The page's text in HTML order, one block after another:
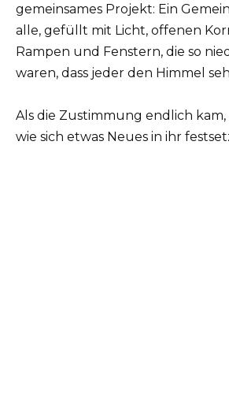
gemeinsames Projekt: Ein
alle, gefüllt mit Licht, offenen
Rampen und Fenstern, die so
waren, dass jeder den Himmel
Als die Zustimmung endlich
wie sich etwas Neues in ihr